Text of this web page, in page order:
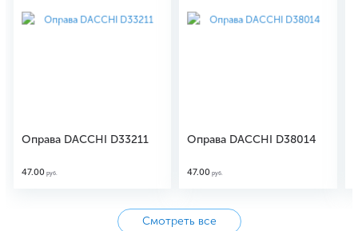
Оправа DACCHI D33211
47.00 руб.
Оправа DACCHI D38014
47.00 руб.
Смотреть все